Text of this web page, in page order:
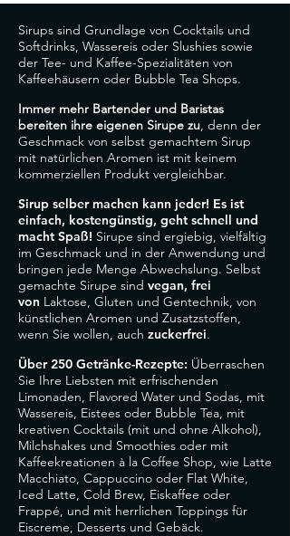
Sirups sind Grundlage von Cocktails und
Softdrinks, Wassereis oder Slushies sowie
der Tee- und Kaffee-Spezialitäten von
Kaffeehäusern oder Bubble Tea Shops.
Immer mehr Bartender und Baristas
bereiten ihre eigenen Sirupe zu, denn der
Geschmack von selbst gemachtem Sirup
mit natürlichen Aromen ist mit keinem
kommerziellen Produkt vergleichbar.
Sirup selber machen kann jeder! Es ist
einfach, kostengünstig, geht schnell und
macht Spaß! Sirupe sind ergiebig, vielfältig
im Geschmack und in der Anwendung und
bringen jede Menge Abwechslung. Selbst
gemachte Sirupe sind vegan, frei
von Laktose, Gluten und Gentechnik, von
künstlichen Aromen und Zusatzstoffen,
wenn Sie wollen, auch zuckerfrei.
Über 250 Getränke-Rezepte: Überraschen
Sie Ihre Liebsten mit erfrischenden
Limonaden, Flavored Water und Sodas, mit
Wassereis, Eistees oder Bubble Tea, mit
kreativen Cocktails (mit und ohne Alkohol),
Milchshakes und Smoothies oder mit
Kaffeekreationen à la Coffee Shop, wie Latte
Macchiato, Cappuccino oder Flat White,
Iced Latte, Cold Brew, Eiskaffee oder
Frappé, und mit herrlichen Toppings für
Eiscreme, Desserts und Gebäck.